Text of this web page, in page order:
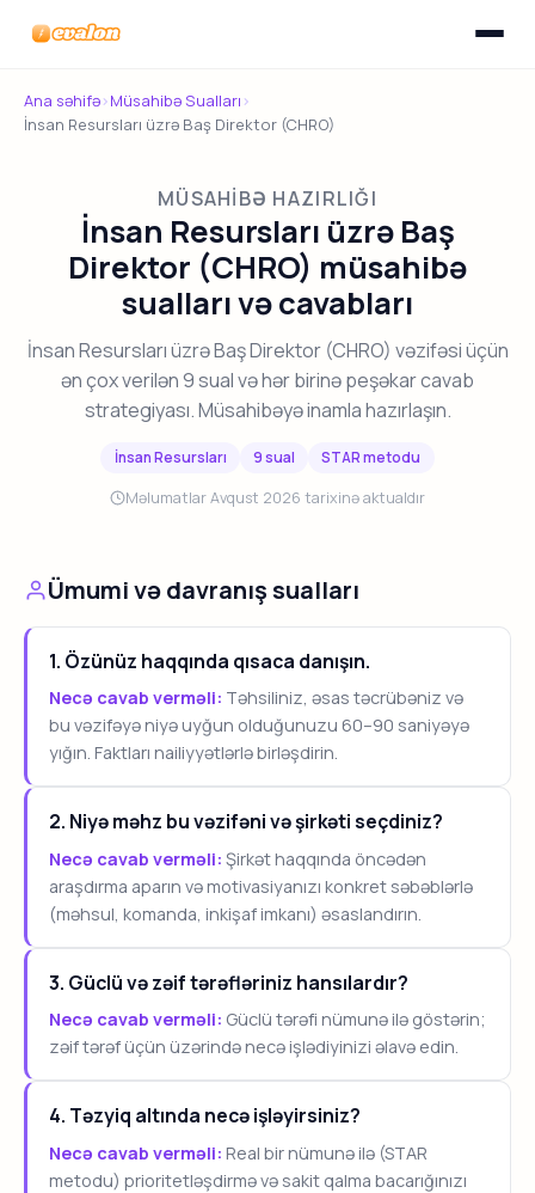
Evalon
Ana səhifə›Müsahibə Sualları ›
İnsan Resursları üzrə Baş Direktor (CHRO)
MÜSAHIBƏ HAZIRLIĞI
İnsan Resursları üzrə Baş
Direktor (CHRO) müsahibə
sualları və cavabları
İnsan Resursları üzrə Baş Direktor (CHRO) vəzifəsi üçün
ən çox verilən 9 sual və hər birinə peşəkar cavab
strategiyası. Müsahibəyə inamla hazırlaşın.
İnsan Resursları 9 sual
STAR metodu
Məlumatlar Avqust 2026 tarixinə aktualdır
Ümumi və davranış sualları
1. Özünüz haqqında qısaca danışın.
Necə cavab verməli: Təhsiliniz, əsas təcrübəniz və
bu vəzifəyə niyə uyğun olduğunuzu 60–90 saniyəyə
yığın. Faktları nailiyyətlərlə birləşdirin.
2. Niyə məhz bu vəzifəni və şirkəti seçdiniz?
Necə cavab verməli: Şirkət haqqında öncədən
araşdırma aparın və motivasiyanızı konkret səbəblərlə
(məhsul, komanda, inkişaf imkanı) əsaslandırın.
3. Güclü və zəif tərəfləriniz hansılardır?
Necə cavab verməli: Güclü tərəfi nümunə ilə göstərin;
zəif tərəf üçün üzərində necə işlədiyinizi əlavə edin.
4. Təzyiq altında necə işləyirsiniz?
Necə cavab verməli: Real bir nümunə ilə (STAR
metodu) prioritetləşdirmə və sakit qalma bacarığınızı